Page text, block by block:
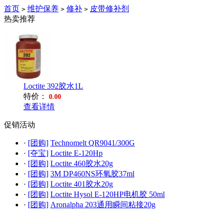
首页 > 维护保养 > 修补 > 皮带修补剂
热卖推荐
Loctite 392胶水1L
特价：
0.00
查看详情
促销活动
· [团购] Technomelt QR9041/300G
· [夺宝] Loctite E-120Hp
· [团购] Loctite 460胶水20g
· [团购] 3M DP460NS环氧胶37ml
· [团购] Loctite 401胶水20g
· [团购] Loctite Hysol E-120HP电机胶 50ml
· [团购] Aronalpha 203通用瞬间粘接20g